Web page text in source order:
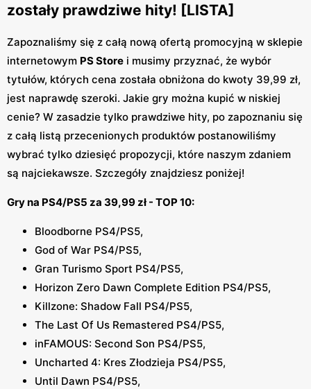
zostały prawdziwe hity! [LISTA]
Zapoznaliśmy się z całą nową ofertą promocyjną w sklepie
internetowym PS Store i musimy przyznać, że wybór
tytułów, których cena została obniżona do kwoty 39,99 zł,
jest naprawdę szeroki. Jakie gry można kupić w niskiej
cenie? W zasadzie tylko prawdziwe hity, po zapoznaniu się
z całą listą przecenionych produktów postanowiliśmy
wybrać tylko dziesięć propozycji, które naszym zdaniem
są najciekawsze. Szczegóły znajdziesz poniżej!
Gry na PS4/PS5 za 39,99 zł - TOP 10:
Bloodborne PS4/PS5,
God of War PS4/PS5,
Gran Turismo Sport PS4/PS5,
Horizon Zero Dawn Complete Edition PS4/PS5,
Killzone: Shadow Fall PS4/PS5,
The Last Of Us Remastered PS4/PS5,
inFAMOUS: Second Son PS4/PS5,
Uncharted 4: Kres Złodzieja PS4/PS5,
Until Dawn PS4/PS5,